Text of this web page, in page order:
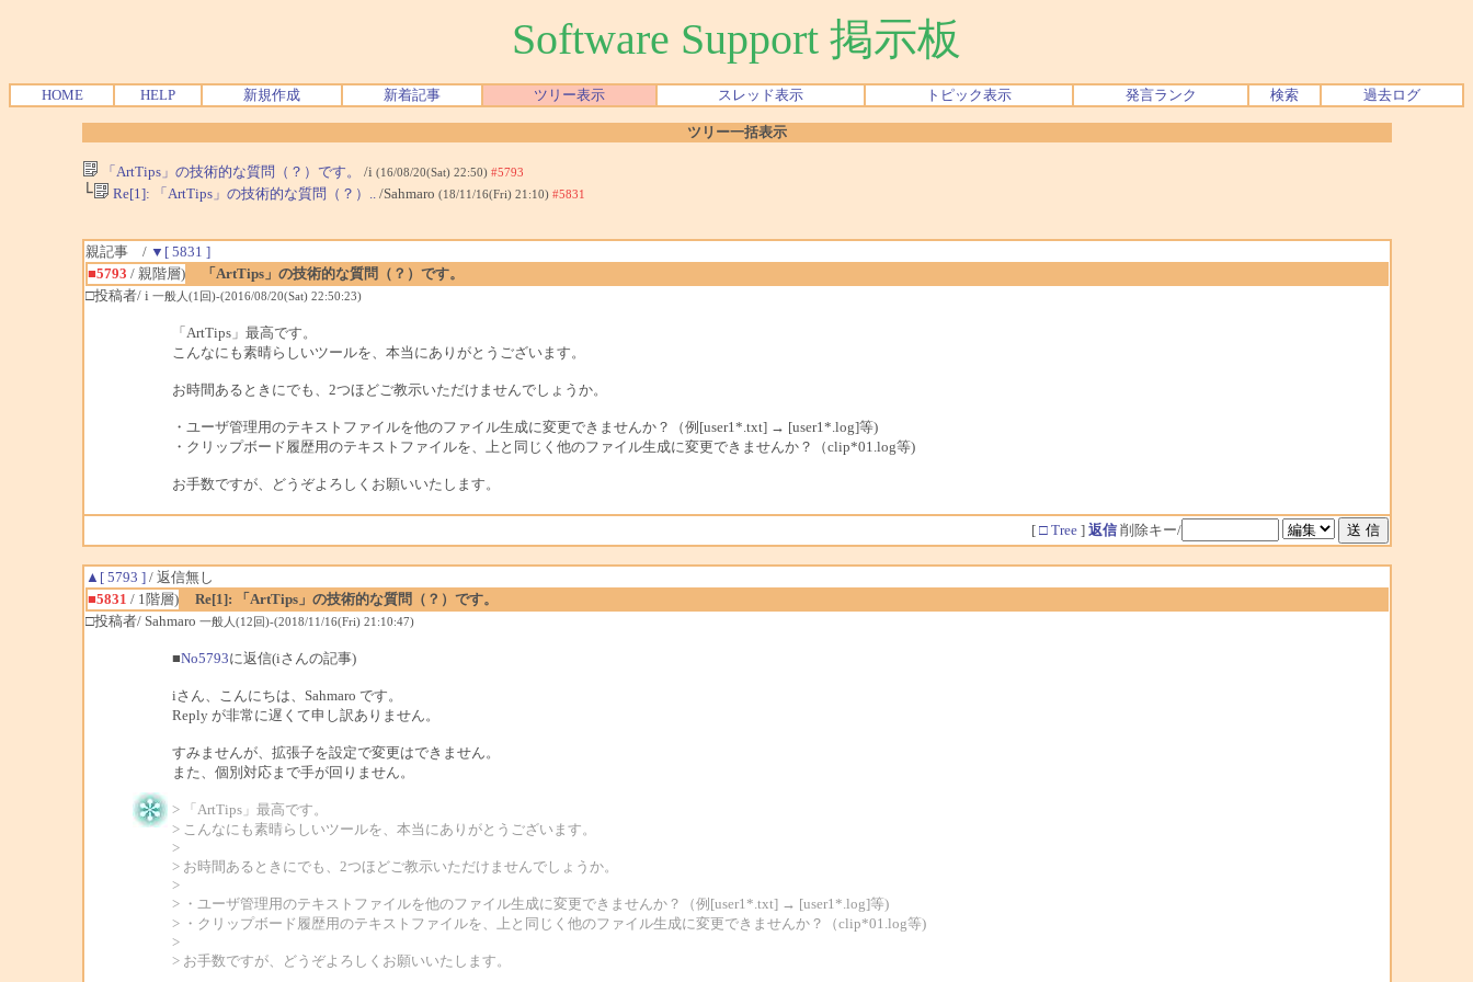
Software Support 掲示板
HOME HELP 新規作成 新着記事 ツリー表示 スレッド表示 トピック表示 発言ランク 検索 過去ログ
ツリー一括表示
「ArtTips」の技術的な質問（？）です。 /i (16/08/20(Sat) 22:50) #5793
└ Re[1]: 「ArtTips」の技術的な質問（？）.. /Sahmaro (18/11/16(Fri) 21:10) #5831
親記事 / ▼[ 5831 ]
■5793 / 親階層)
「ArtTips」の技術的な質問（？）です。
□投稿者/ i 一般人(1回)-(2016/08/20(Sat) 22:50:23)
「ArtTips」最高です。
こんなにも素晴らしいツールを、本当にありがとうございます。
お時間あるときにでも、2つほどご教示いただけませんでしょうか。
・ユーザ管理用のテキストファイルを他のファイル生成に変更できませんか？（例[user1*.txt] → [user1*.log]等)
・クリップボード履歴用のテキストファイルを、上と同じく他のファイル生成に変更できませんか？（clip*01.log等)
お手数ですが、どうぞよろしくお願いいたします。
[ □ Tree] 返信 削除キー/
▲[ 5793 ]/ 返信無し
■5831 / 1階層)
Re[1]: 「ArtTips」の技術的な質問（？）です。
□投稿者/ Sahmaro 一般人(12回)-(2018/11/16(Fri) 21:10:47)
■No5793に返信(iさんの記事)
iさん、こんにちは、Sahmaro です。
Reply が非常に遅くて申し訳ありません。
すみませんが、拡張子を設定で変更はできません。
また、個別対応まで手が回りません。
> 「ArtTips」最高です。
> こんなにも素晴らしいツールを、本当にありがとうございます。
>
> お時間あるときにでも、2つほどご教示いただけませんでしょうか。
>
> ・ユーザ管理用のテキストファイルを他のファイル生成に変更できませんか？（例[user1*.txt] → [user1*.log]等)
> ・クリップボード履歴用のテキストファイルを、上と同じく他のファイル生成に変更できませんか？（clip*01.log等)
>
> お手数ですが、どうぞよろしくお願いいたします。